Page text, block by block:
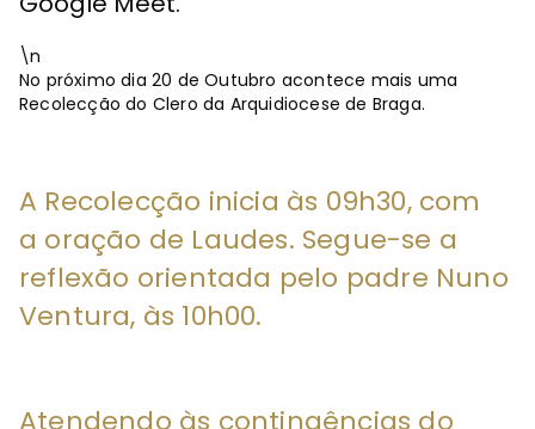
\n
No próximo dia 20 de Outubro acontece mais uma
Recolecção do Clero da Arquidiocese de Braga.
A Recolecção inicia às 09h30, com
a oração de Laudes. Segue-se a
reflexão orientada pelo padre Nuno
Ventura, às 10h00.
Atendendo às contingências do